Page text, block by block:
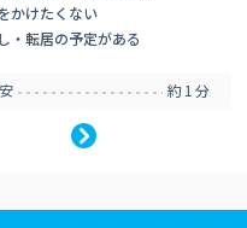
かけたくない
・転居の予定がある
約1分